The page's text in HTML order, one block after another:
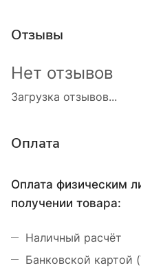
Отзывы
Загрузка отзывов...
Нет отзывов
Оплата
Оплата физическим
получении товара:
Наличный расчёт
Банковской картой